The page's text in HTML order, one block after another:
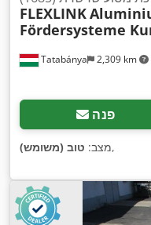
Tatabánya 2,309 km
FLEXLINK
Fördersysteme
פנה
מצב: טוב (משומש) ,